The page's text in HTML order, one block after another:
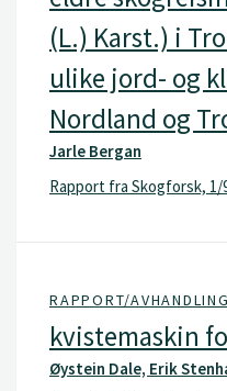
(L.) Karst.) i
ulike jord- og
Nordland og
Jarle Bergan
Rapport fra Skogforsk, 1/
RAPPORT/
kvistemaskin
Øystein Dale, Erik